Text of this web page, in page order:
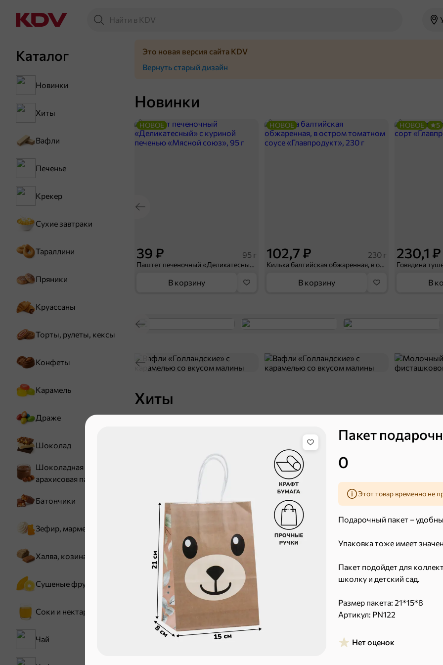
Пакет
0
Этот товар временно не
Подарочный пакет –
Упаковка тоже имеет
Пакет подойдет для
школку и детский сад.
Размер пакета: 21*15*8
Артикул: PN122
Нет оценок
Каталог
Новинки
Хиты
Вафли
Печенье
Крекер
Сухие завтраки
Тараллини
Пряники
Круассаны
Торты, рулеты, кексы
Конфеты
Карамель
Драже
Шоколад
Шоколадная и
арахисовая паста
Батончики
Зефир, мармелад
Халва, козинаки
Сушеные фрукты
Соки и нектары
Чай
Новинки
39 ₽ 95 г
Паштет печеночный «Деликатесный» с куриной печенью «Мясной союз», 95 г
НОВОЕ
В корзину
102,7 ₽ 230 г
Килька балтийская обжаренная, в остром томатном соусе «Главпродукт», 230 г
НОВОЕ
В корзину
230,1 ₽
НОВОЕ 5
В
Хиты
30,2 ₽ 70 г
В корзину
43,7 ₽ 7,2 ₽
Сладости и десерты
Печенье
Это новая версия сайта KDV
Вернуть старый дизайн